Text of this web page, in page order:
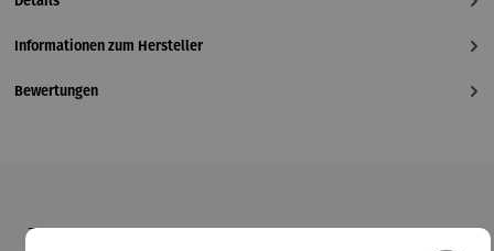
Informationen zum Hersteller
Bewertungen